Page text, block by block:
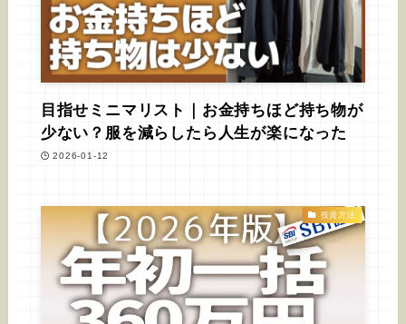
目指せミニマリスト｜お金持ちほど持ち物が
少ない？服を減らしたら人生が楽になった
2026-01-12
投資方法